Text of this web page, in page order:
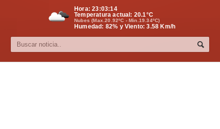
Cultura
Hora:23:03:15
Temperatura actual: 20.1°C
Nubes (Max.20.92ºC - Min.19.34ºC)
Humedad: 82% y Viento: 3.58 Km/h